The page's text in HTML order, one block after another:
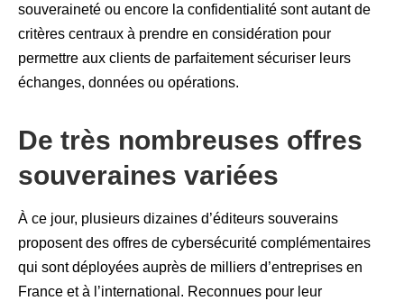
souveraineté ou encore la confidentialité sont autant de
critères centraux à prendre en considération pour
permettre aux clients de parfaitement sécuriser leurs
échanges, données ou opérations.
De très nombreuses offres
souveraines variées
À ce jour, plusieurs dizaines d’éditeurs souverains
proposent des offres de cybersécurité complémentaires
qui sont déployées auprès de milliers d’entreprises en
France et à l’international. Reconnues pour leur